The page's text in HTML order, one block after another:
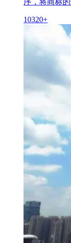
序，将商标
10320+